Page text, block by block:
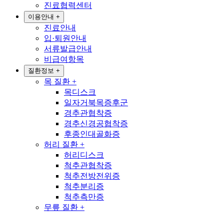
진료협력센터
이용안내 +
진료안내
입·퇴원안내
서류발급안내
비급여항목
질환정보 +
목 질환 +
목디스크
일자거북목증후군
경추관협착증
경추신경공협착증
후종인대골화증
허리 질환 +
허리디스크
척추관협착증
척추전방전위증
척추분리증
척추측만증
무릎 질환 +